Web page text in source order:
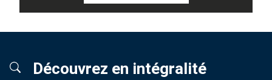
Découvrez en intégralité